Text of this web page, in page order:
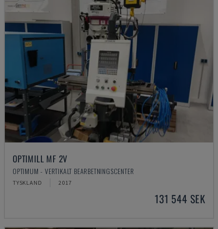
OPTIMILL MF 2V
OPTIMUM - VERTIKALT BEARBETNINGSCENTER
TYSKLAND 2017
131 544 SEK